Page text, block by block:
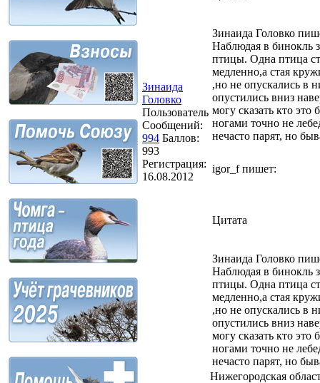
Зинаида
Головко
Пользователь
Сообщений:
994 Баллов:
993
Регистрация:
16.08.2012
Зинаида Головко
Наблюдая в бинокль
птицы. Одна птица
медленно,а стая
,но не опускались в
опустились вниз
могу сказать кто
ногами точно не
нечасто парят, но
igor_f пишет:
Цитата
Зинаида Головко
Наблюдая в бинокль
птицы. Одна птица
медленно,а стая
,но не опускались в
опустились вниз
могу сказать кто
ногами точно не
нечасто парят, но
Нижегородская